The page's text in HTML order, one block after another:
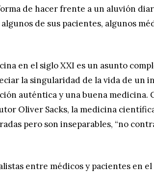
de hacer frente a un aluvión
de sus pacientes, algunos
en el siglo XXI es un asunto
la singularidad de la vida de un
auténtica y una buena medicina.
Oliver Sacks, la medicina
pero son inseparables, “no
entre médicos y pacientes en